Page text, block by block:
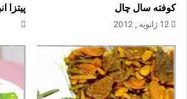
روی سطوح گوشت بمالید. استیک آماده
انواع غذاهای گوشتی
کوفته سال چال
12 ژانویه , 2012
پیتزا